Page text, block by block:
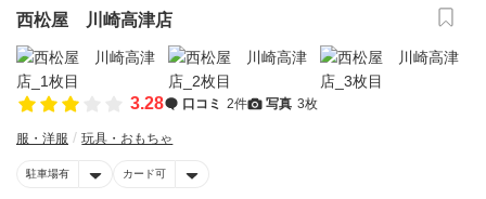
西松屋 川崎高津店
3.28 口コミ 2件 写真 3枚
服・洋服 玩具・おもちゃ
駐車場有 カード可